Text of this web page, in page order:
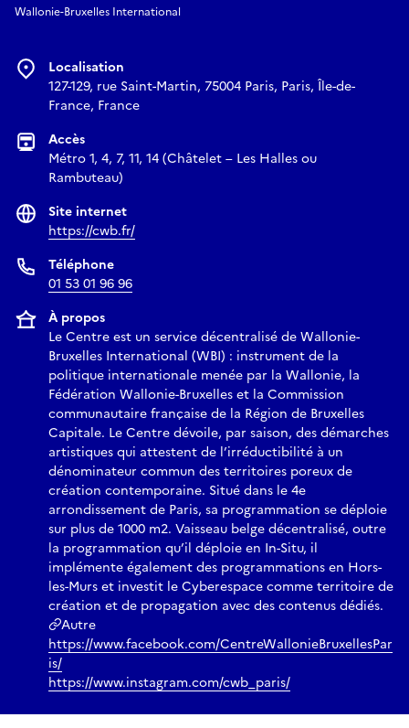
Wallonie-Bruxelles International
Localisation
127-129, rue Saint-Martin, 75004 Paris, Paris, Île-de-
France, France
Accès
Métro 1, 4, 7, 11, 14 (Châtelet – Les Halles ou
Rambuteau)
Site internet
https://cwb.fr/
Téléphone
01 53 01 96 96
À propos
Le Centre est un service décentralisé de Wallonie-
Bruxelles International (WBI) : instrument de la
politique internationale menée par la Wallonie, la
Fédération Wallonie-Bruxelles et la Commission
communautaire française de la Région de Bruxelles
Capitale. Le Centre dévoile, par saison, des démarches
artistiques qui attestent de l’irréductibilité à un
dénominateur commun des territoires poreux de
création contemporaine. Situé dans le 4e
arrondissement de Paris, sa programmation se déploie
sur plus de 1000 m2. Vaisseau belge décentralisé, outre
la programmation qu’il déploie en In-Situ, il
implémente également des programmations en Hors-
les-Murs et investit le Cyberespace comme territoire de
création et de propagation avec des contenus dédiés.
Autre
https://www.facebook.com/CentreWallonieBruxellesPar
is/
https://www.instagram.com/cwb_paris/